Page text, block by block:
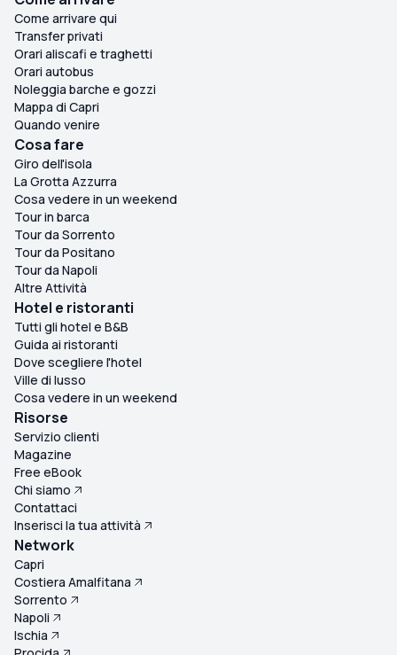
Come arrivare qui
Transfer privati
Orari aliscafi e traghetti
Orari autobus
Noleggia barche e gozzi
Mappa di Capri
Quando venire
Cosa fare
Giro dell'isola
La Grotta Azzurra
Cosa vedere in un weekend
Tour in barca
Tour da Sorrento
Tour da Positano
Tour da Napoli
Altre Attività
Hotel e ristoranti
Tutti gli hotel e B&B
Guida ai ristoranti
Dove scegliere l'hotel
Ville di lusso
Cosa vedere in un weekend
Risorse
Servizio clienti
Magazine
Free eBook
Chi siamo
Contattaci
Inserisci la tua attività
Network
Capri
Costiera Amalfitana
Sorrento
Napoli
Ischia